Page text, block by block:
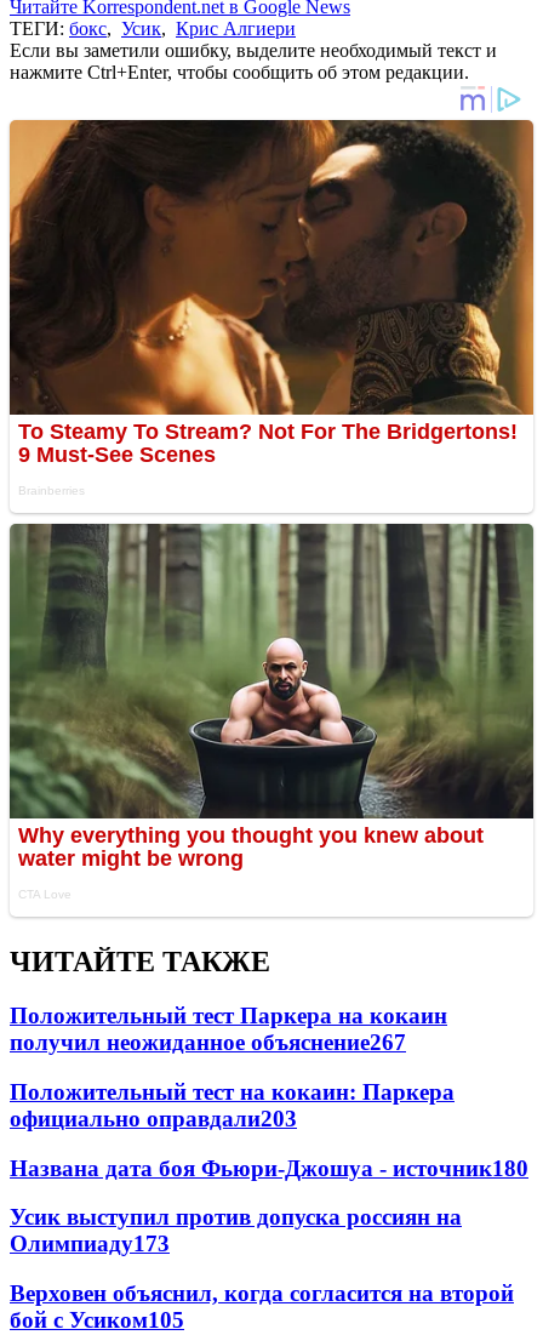
Читайте Korrespondent.net в Google News
ТЕГИ: бокс, Усик, Крис Алгиери
Если вы заметили ошибку, выделите необходимый текст и
нажмите Ctrl+Enter, чтобы сообщить об этом редакции.
ЧИТАЙТЕ ТАКЖЕ
Положительный тест Паркера на кокаин
получил неожиданное объяснение267
Положительный тест на кокаин: Паркера
официально оправдали203
Названа дата боя Фьюри-Джошуа - источник180
Усик выступил против допуска россиян на
Олимпиаду173
Верховен объяснил, когда согласится на второй
бой с Усиком105